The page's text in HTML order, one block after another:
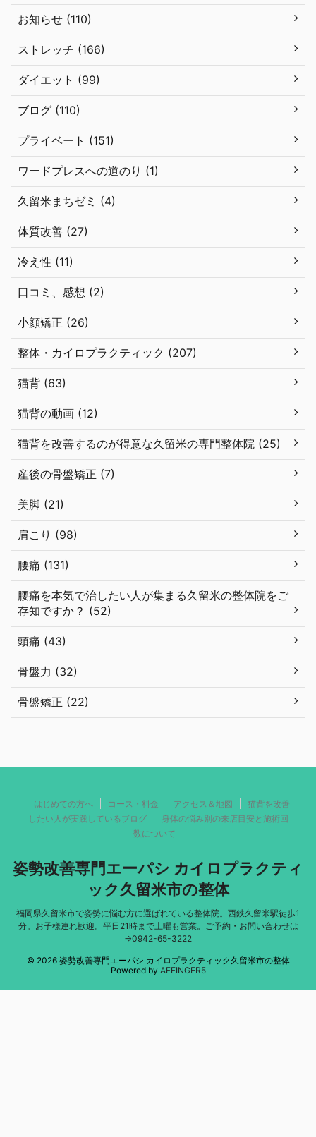
お知らせ (110)
ストレッチ (166)
ダイエット (99)
ブログ (110)
プライベート (151)
ワードプレスへの道のり (1)
久留米まちゼミ (4)
体質改善 (27)
冷え性 (11)
口コミ、感想 (2)
小顔矯正 (26)
整体・カイロプラクティック (207)
猫背 (63)
猫背の動画 (12)
猫背を改善するのが得意な久留米の専門整体院 (25)
産後の骨盤矯正 (7)
美脚 (21)
肩こり (98)
腰痛 (131)
腰痛を本気で治したい人が集まる久留米の整体院をご
存知ですか？ (52)
頭痛 (43)
骨盤力 (32)
骨盤矯正 (22)
はじめての方へ コース・料金 アクセス＆地図
猫背を改善
したい人が実践しているブログ
身体の悩み別の来店目安と施術回
数について
姿勢改善専門エーパシ カイロプラクティ
ック久留米市の整体
福岡県久留米市で姿勢に悩む方に選ばれている整体院。西鉄久留米駅徒歩1
分。お子様連れ歓迎。平日21時まで土曜も営業。ご予約・お問い合わせは
→0942-65-3222
© 2026 姿勢改善専門エーパシ カイロプラクティック久留米市の整体
Powered by AFFINGER5